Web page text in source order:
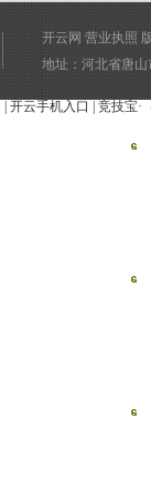
开云网 营业执照
地址：河北省唐山
开云手机入口 竞技宝·